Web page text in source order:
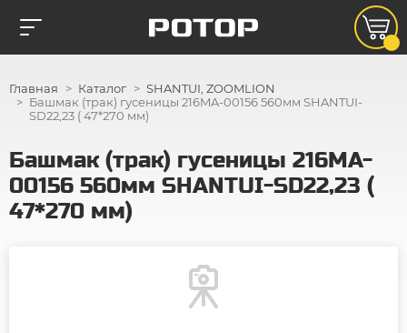
Главная Каталог
SHANTUI, ZOOMLION
Башмак (трак) гусеницы 216MA-00156 560мм SHANTUI-
SD22,23 ( 47*270 мм)
Башмак (трак) гусеницы 216MA-
00156 560мм SHANTUI-SD22,23 (
47*270 мм)